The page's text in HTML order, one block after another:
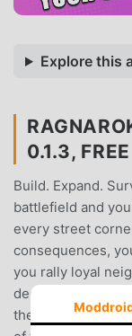
Explore this
0.1.3, FREE
Build. Expand.
battlefield and
every street
consequences,
you rally loyal
deep into the
the ground